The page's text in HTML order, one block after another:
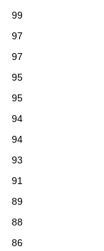
99
97
97
95
95
94
94
93
91
89
88
86